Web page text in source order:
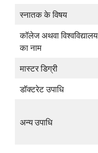
स्नातक के विषय
कॉलेज अथवा विश्वविद्यालय
का नाम
मास्टर डिग्री
डॉक्टरेट उपाधि
अन्य उपाधि